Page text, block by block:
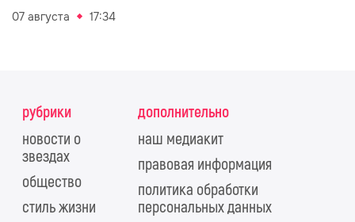
07 августа 17:34
рубрики
новости о
звездах
общество
стиль жизни
дополнительно
наш медиакит
правовая информация
политика обработки
персональных данных